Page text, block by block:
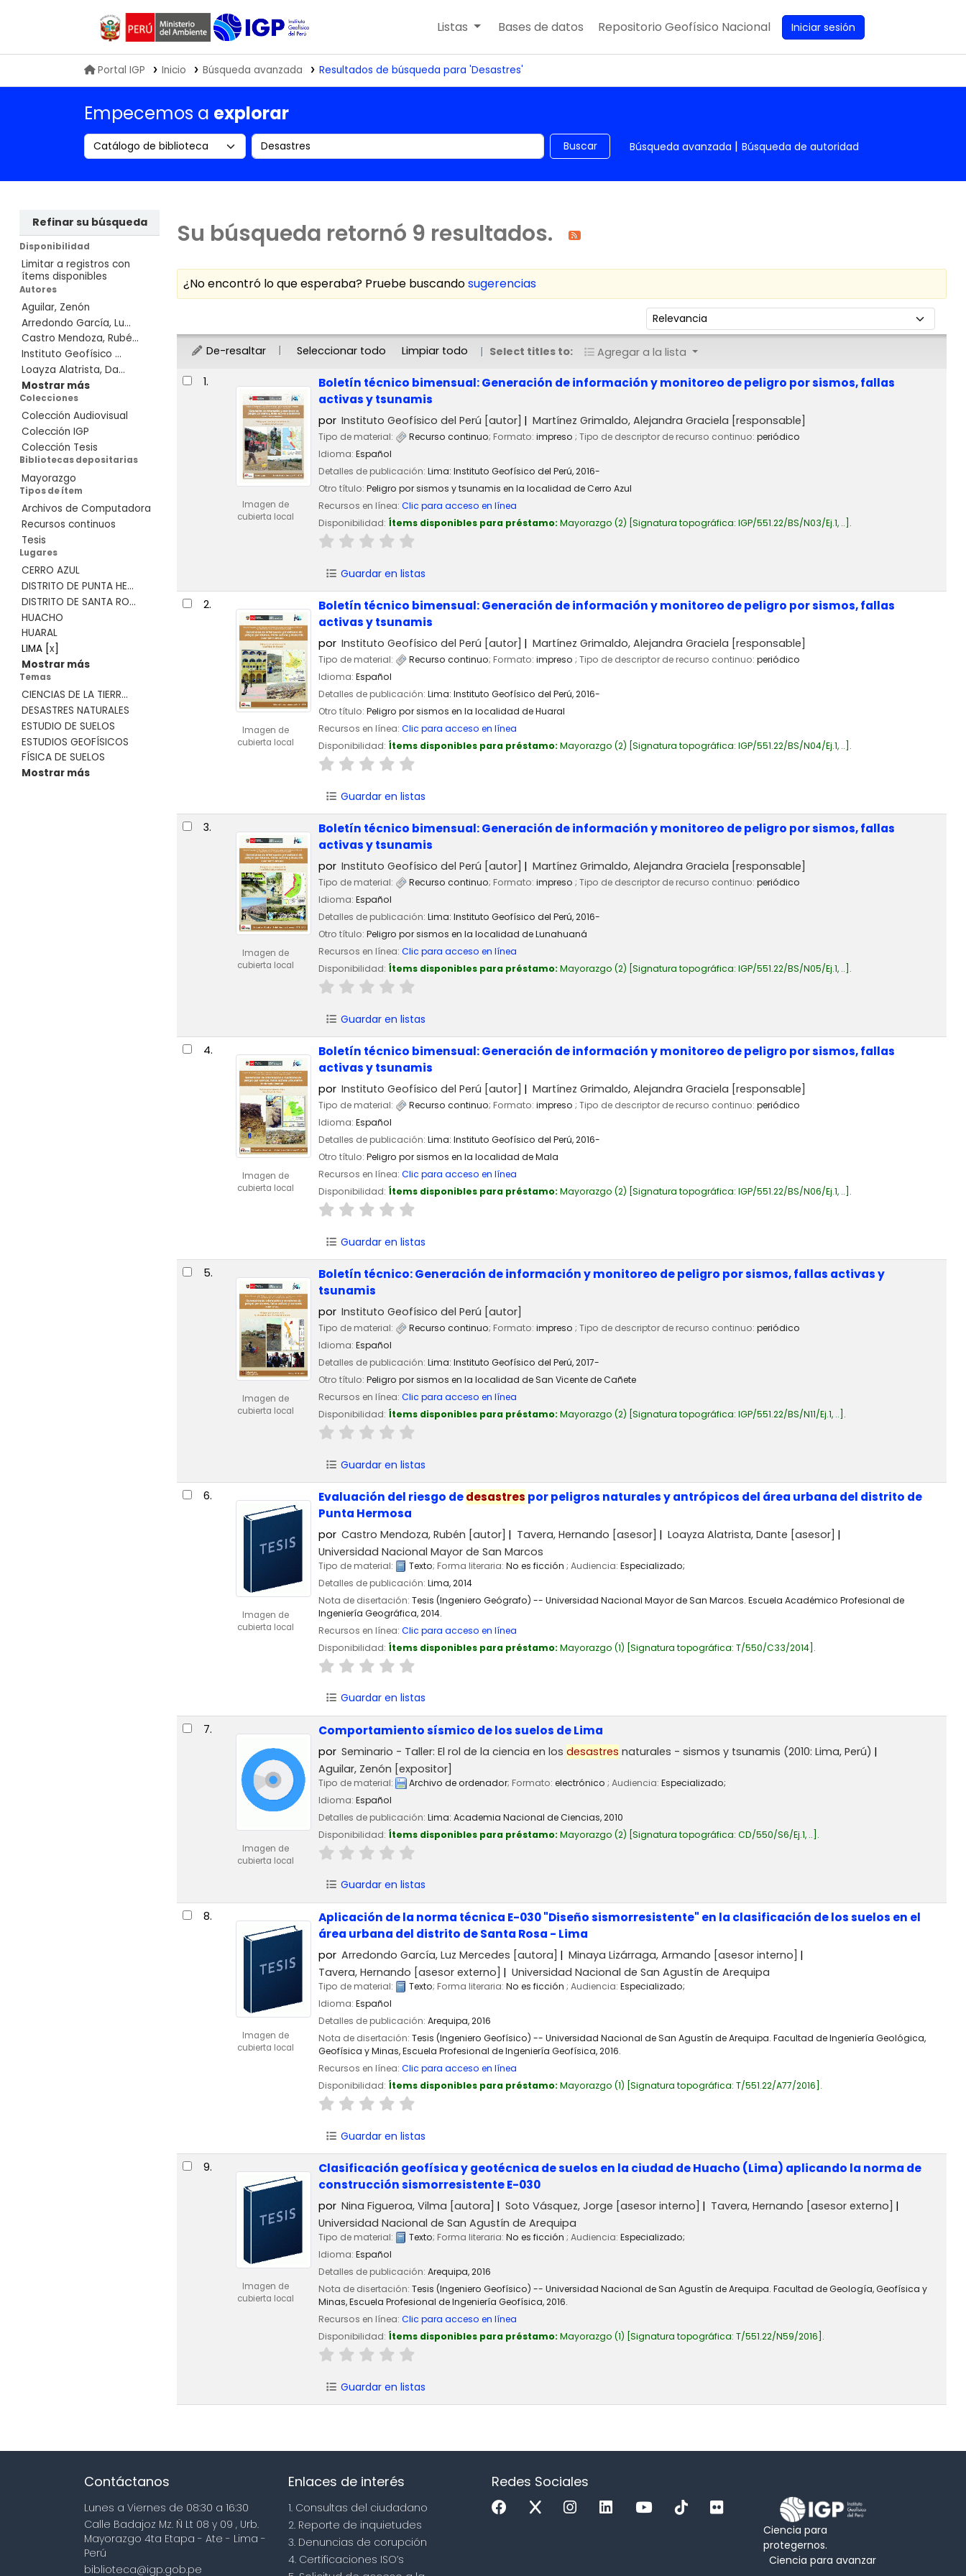
Biblioteca IGP
Listas Bases de datos Repositorio Geofísico Nacional Iniciar sesión
Portal IGP Inicio Búsqueda avanzada Resultados de búsqueda para 'Desastres'
Empecemos a explorar
Search the catalog by: Buscar en el catálogo por palabra clave Buscar Búsqueda avanzada Búsqueda de autoridad
Refinar su búsqueda
Disponibilidad
Limitar a registros con
ítems disponibles
Autores
Aguilar, Zenón
Arredondo García, Lu...
Castro Mendoza, Rubé...
Instituto Geofísico ...
Loayza Alatrista, Da...
Mostrar más
Colecciones
Colección Audiovisual
Colección IGP
Colección Tesis
Bibliotecas depositarias
Mayorazgo
Tipos de ítem
Archivos de Computadora
Recursos continuos
Tesis
Lugares
CERRO AZUL
DISTRITO DE PUNTA HE...
DISTRITO DE SANTA RO...
HUACHO
HUARAL
LIMA[x]
Mostrar más
Temas
CIENCIAS DE LA TIERR...
DESASTRES NATURALES
ESTUDIO DE SUELOS
ESTUDIOS GEOFÍSICOS
FÍSICA DE SUELOS
Mostrar más
Su búsqueda retornó 9 resultados.
¿No encontró lo que esperaba? Pruebe buscandosugerencias
Ordenar por:
De-resaltar Seleccionar todo Limpiar todo Select titles to: Agregar a la lista
Resultados
1.
Imagen de
cubierta local
Boletín técnico bimensual: Generación de información y monitoreo de peligro por sismos, fallas
activas y tsunamis
por Instituto Geofísico del Perú [autor] Martínez Grimaldo, Alejandra Graciela [responsable]
Tipo de material: Recurso continuo; Formato: impreso ; Tipo de descriptor de recurso continuo: periódico
Idioma: Español
Detalles de publicación: Lima: Instituto Geofísico del Perú,2016-
Otro título: Peligro por sismos y tsunamis en la localidad de Cerro Azul
Recursos en línea: Clic para acceso en línea
Disponibilidad: Ítems disponibles para préstamo: Mayorazgo (2) Signatura topográfica: IGP/551.22/BS/N03/Ej.1, .. .
Guardar en listas
2.
Imagen de
cubierta local
Boletín técnico bimensual: Generación de información y monitoreo de peligro por sismos, fallas
activas y tsunamis
por Instituto Geofísico del Perú [autor] Martínez Grimaldo, Alejandra Graciela [responsable]
Tipo de material: Recurso continuo; Formato: impreso ; Tipo de descriptor de recurso continuo: periódico
Idioma: Español
Detalles de publicación: Lima: Instituto Geofísico del Perú,2016-
Otro título: Peligro por sismos en la localidad de Huaral
Recursos en línea: Clic para acceso en línea
Disponibilidad: Ítems disponibles para préstamo: Mayorazgo (2) Signatura topográfica: IGP/551.22/BS/N04/Ej.1, .. .
Guardar en listas
3.
Imagen de
cubierta local
Boletín técnico bimensual: Generación de información y monitoreo de peligro por sismos, fallas
activas y tsunamis
por Instituto Geofísico del Perú [autor] Martínez Grimaldo, Alejandra Graciela [responsable]
Tipo de material: Recurso continuo; Formato: impreso ; Tipo de descriptor de recurso continuo: periódico
Idioma: Español
Detalles de publicación: Lima: Instituto Geofísico del Perú,2016-
Otro título: Peligro por sismos en la localidad de Lunahuaná
Recursos en línea: Clic para acceso en línea
Disponibilidad: Ítems disponibles para préstamo: Mayorazgo (2) Signatura topográfica: IGP/551.22/BS/N05/Ej.1, .. .
Guardar en listas
4.
Imagen de
cubierta local
Boletín técnico bimensual: Generación de información y monitoreo de peligro por sismos, fallas
activas y tsunamis
por Instituto Geofísico del Perú [autor] Martínez Grimaldo, Alejandra Graciela [responsable]
Tipo de material: Recurso continuo; Formato: impreso ; Tipo de descriptor de recurso continuo: periódico
Idioma: Español
Detalles de publicación: Lima: Instituto Geofísico del Perú,2016-
Otro título: Peligro por sismos en la localidad de Mala
Recursos en línea: Clic para acceso en línea
Disponibilidad: Ítems disponibles para préstamo: Mayorazgo (2) Signatura topográfica: IGP/551.22/BS/N06/Ej.1, .. .
Guardar en listas
5.
Imagen de
cubierta local
Boletín técnico: Generación de información y monitoreo de peligro por sismos, fallas activas y
tsunamis
por Instituto Geofísico del Perú [autor]
Tipo de material: Recurso continuo; Formato: impreso ; Tipo de descriptor de recurso continuo: periódico
Idioma: Español
Detalles de publicación: Lima: Instituto Geofísico del Perú,2017-
Otro título: Peligro por sismos en la localidad de San Vicente de Cañete
Recursos en línea: Clic para acceso en línea
Disponibilidad: Ítems disponibles para préstamo: Mayorazgo (2) Signatura topográfica: IGP/551.22/BS/N11/Ej.1, .. .
Guardar en listas
6.
Imagen de
cubierta local
Evaluación del riesgo dedesastres por peligros naturales y antrópicos del área urbana del distrito de
Punta Hermosa
por Castro Mendoza, Rubén [autor] Tavera, Hernando [asesor] Loayza Alatrista, Dante [asesor]
Universidad Nacional Mayor de San Marcos
Tipo de material: Texto; Forma literaria: No es ficción ; Audiencia: Especializado;
Detalles de publicación: Lima,2014
Nota de disertación: Tesis (Ingeniero Geógrafo) -- Universidad Nacional Mayor de San Marcos. Escuela Académico Profesional de
Ingeniería Geográfica, 2014.
Recursos en línea: Clic para acceso en línea
Disponibilidad: Ítems disponibles para préstamo: Mayorazgo (1) Signatura topográfica: T/550/C33/2014 .
Guardar en listas
7.
Imagen de
cubierta local
Comportamiento sísmico de los suelos de Lima
por Seminario - Taller: El rol de la ciencia en losdesastres naturales - sismos y tsunamis (2010: Lima, Perú)
Aguilar, Zenón [expositor]
Tipo de material: Archivo de ordenador; Formato: electrónico ; Audiencia: Especializado;
Idioma: Español
Detalles de publicación: Lima: Academia Nacional de Ciencias,2010
Disponibilidad: Ítems disponibles para préstamo: Mayorazgo (2) Signatura topográfica: CD/550/S6/Ej.1, .. .
Guardar en listas
8.
Imagen de
cubierta local
Aplicación de la norma técnica E-030 "Diseño sismorresistente" en la clasificación de los suelos en el
área urbana del distrito de Santa Rosa - Lima
por Arredondo García, Luz Mercedes [autora] Minaya Lizárraga, Armando [asesor interno]
Tavera, Hernando [asesor externo] Universidad Nacional de San Agustín de Arequipa
Tipo de material: Texto; Forma literaria: No es ficción ; Audiencia: Especializado;
Idioma: Español
Detalles de publicación: Arequipa,2016
Nota de disertación: Tesis (Ingeniero Geofísico) -- Universidad Nacional de San Agustín de Arequipa. Facultad de Ingeniería Geológica,
Geofísica y Minas, Escuela Profesional de Ingeniería Geofísica, 2016.
Recursos en línea: Clic para acceso en línea
Disponibilidad: Ítems disponibles para préstamo: Mayorazgo (1) Signatura topográfica: T/551.22/A77/2016 .
Guardar en listas
9.
Imagen de
cubierta local
Clasificación geofísica y geotécnica de suelos en la ciudad de Huacho (Lima) aplicando la norma de
construcción sismorresistente E-030
por Nina Figueroa, Vilma [autora] Soto Vásquez, Jorge [asesor interno] Tavera, Hernando [asesor externo]
Universidad Nacional de San Agustín de Arequipa
Tipo de material: Texto; Forma literaria: No es ficción ; Audiencia: Especializado;
Idioma: Español
Detalles de publicación: Arequipa,2016
Nota de disertación: Tesis (Ingeniero Geofísico) -- Universidad Nacional de San Agustín de Arequipa. Facultad de Geología, Geofísica y
Minas, Escuela Profesional de Ingeniería Geofísica, 2016.
Recursos en línea: Clic para acceso en línea
Disponibilidad: Ítems disponibles para préstamo: Mayorazgo (1) Signatura topográfica: T/551.22/N59/2016 .
Guardar en listas
Contáctanos
Lunes a Viernes de 08:30 a 16:30
Calle Badajoz Mz. Ñ Lt 08 y 09 , Urb.
Mayorazgo 4ta Etapa - Ate - Lima -
Perú
biblioteca@igp.gob.pe
Enlaces de interés
1. Consultas del ciudadano
2. Reporte de inquietudes
3. Denuncias de corupción
4. Certificaciones ISO’s
Redes Sociales
Ciencia para
protegernos.
Ciencia para avanzar